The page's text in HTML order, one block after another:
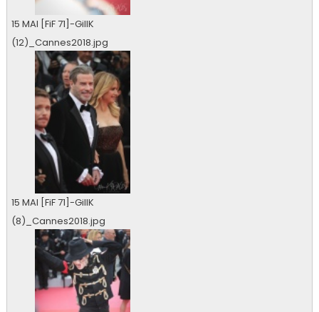
15 MAI [FiF 71]-GillK
(12)_Cannes2018.jpg
15 MAI [FiF 71]-GillK
(8)_Cannes2018.jpg